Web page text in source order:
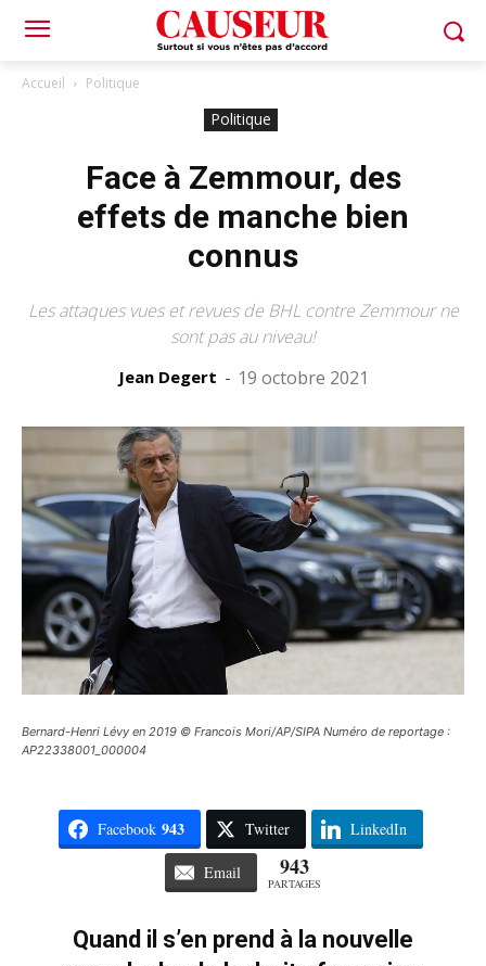
Accueil Politique
Politique
Face à Zemmour, des
effets de manche bien
connus
Les attaques vues et revues de BHL contre Zemmour ne
sont pas au niveau!
Jean Degert - 19 octobre 2021
Bernard-Henri Lévy en 2019 © Francois Mori/AP/SIPA Numéro de reportage :
AP22338001_000004
Facebook 943 Twitter LinkedIn
Email 943
PARTAGES
Quand il s’en prend à la nouvelle